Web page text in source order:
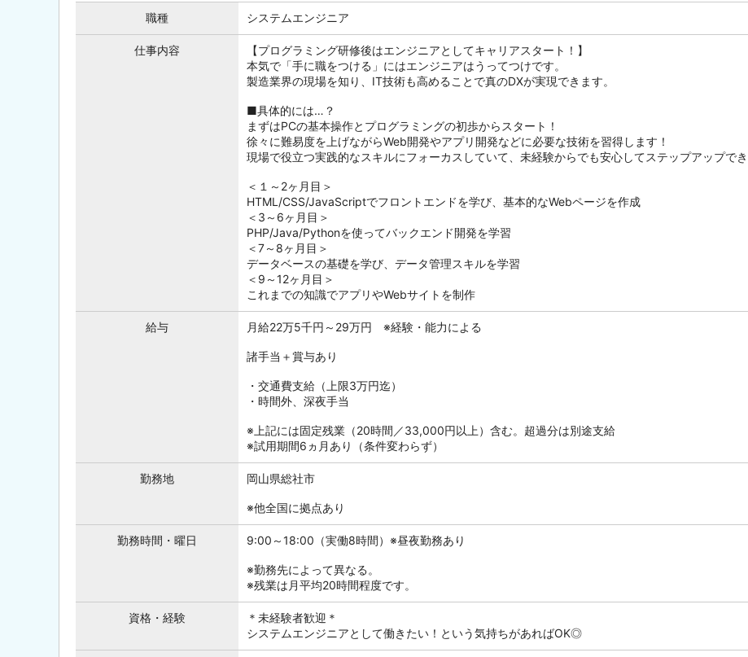
職種 システムエンジニア
仕事内容
【プログラミング研修後はエンジニアとしてキャリアスタート！】
本気で「手に職をつける」にはエンジニアはうってつけです。
製造業界の現場を知り、IT技術も高めることで真のDXが実現できます。
■具体的には…？
まずはPCの基本操作とプログラミングの初歩からスタート！
徐々に難易度を上げながらWeb開発やアプリ開発などに必要な技術を習得します！
現場で役立つ実践的なスキルにフォーカスしていて、未経験からでも安心してステップアップでき
＜１～2ヶ月目＞
HTML/CSS/JavaScriptでフロントエンドを学び、基本的なWebページを作成
＜3～6ヶ月目＞
PHP/Java/Pythonを使ってバックエンド開発を学習
＜7～8ヶ月目＞
データベースの基礎を学び、データ管理スキルを学習
＜9～12ヶ月目＞
これまでの知識でアプリやWebサイトを制作
給与 月給22万5千円～29万円 ※経験・能力による
諸手当＋賞与あり
・交通費支給（上限3万円迄）
・時間外、深夜手当
※上記には固定残業（20時間／33,000円以上）含む。超過分は別途支給
※試用期間6ヵ月あり（条件変わらず）
勤務地 岡山県総社市
※他全国に拠点あり
勤務時間・曜日 9:00～18:00（実働8時間）※昼夜勤務あり
※勤務先によって異なる。
※残業は月平均20時間程度です。
資格・経験
＊未経験者歓迎＊
システムエンジニアとして働きたい！という気持ちがあればOK◎